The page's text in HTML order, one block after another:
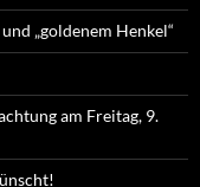
„goldenem Henkel“
am Freitag, 9.